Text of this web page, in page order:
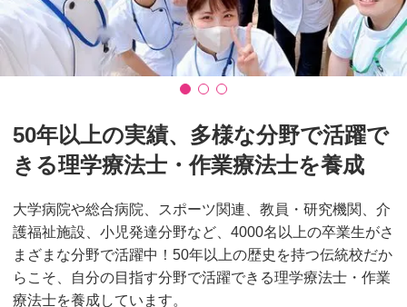
50年以上の実績、多様な分野で活躍で
きる理学療法士・作業療法士を養成
大学病院や総合病院、スポーツ関連、教員・研究機関、介
護福祉施設、小児発達分野など、4000名以上の卒業生がさ
まざまな分野で活躍中！50年以上の歴史を持つ伝統校だか
らこそ、自分の目指す分野で活躍できる理学療法士・作業
療法士を養成しています。